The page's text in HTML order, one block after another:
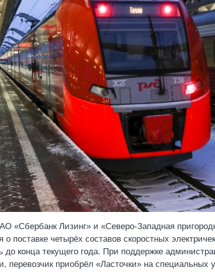
«Сбербанк Лизинг» и «Северо-Западная
поставке четырёх составов скоростных
до конца текущего года. При поддержке
перевозчик приобрёл «Ласточки» на специальных